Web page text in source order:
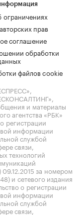
прав
соглашение
обработки
файлов cookie
и материалы
агентства «РБК»
регистрации
информации
службой
связи,
технологий
за номером
и сетевого издания
о регистрации
информации
службой
связи,